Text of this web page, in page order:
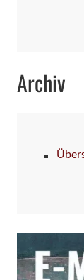
Archiv